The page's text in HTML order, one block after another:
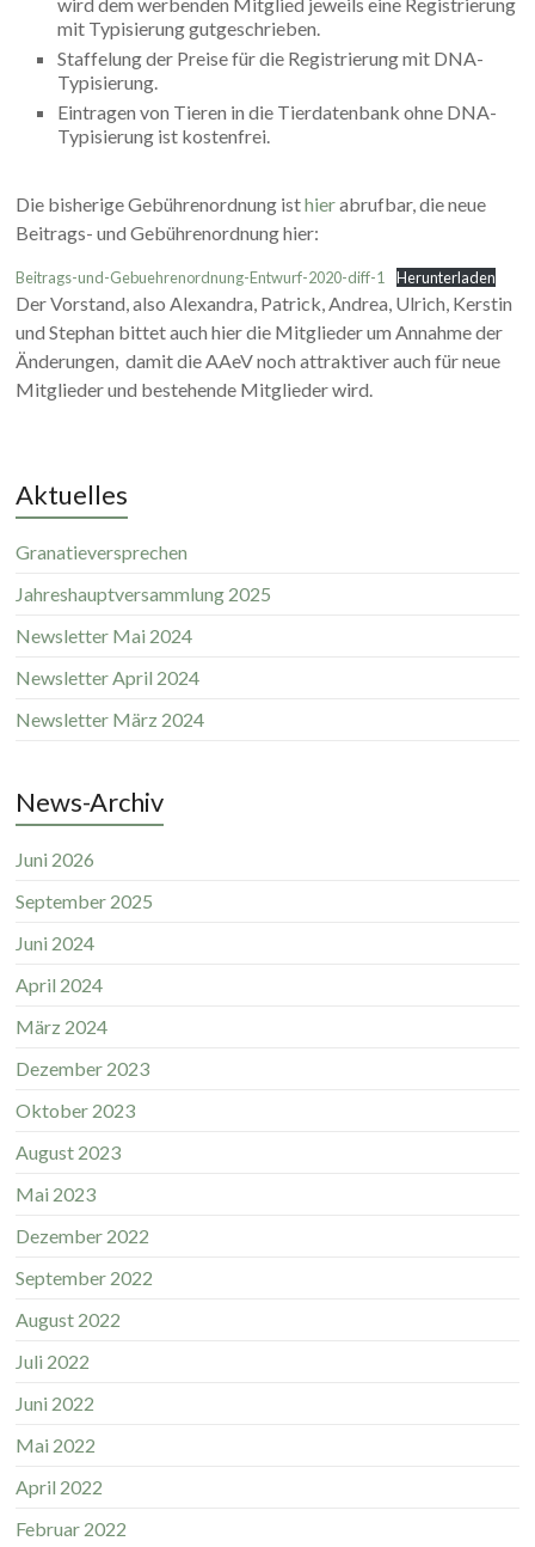
mit Typisierung gutgeschrieben.
Staffelung der Preise für die Registrierung mit DNA-
Typisierung.
Eintragen von Tieren in die Tierdatenbank ohne DNA-
Typisierung ist kostenfrei.
Die bisherige Gebührenordnung isthierabrufbar, die neue
Beitrags- und Gebührenordnung hier:
Beitrags-und-Gebuehrenordnung-Entwurf-2020-diff-1 Herunterladen
Der Vorstand, also Alexandra, Patrick, Andrea, Ulrich, Kerstin
und Stephan bittet auch hier die Mitglieder um Annahme der
Änderungen, damit die AAeV noch attraktiver auch für neue
Mitglieder und bestehende Mitglieder wird.
Aktuelles
Granatieversprechen
Jahreshauptversammlung 2025
Newsletter Mai 2024
Newsletter April 2024
Newsletter März 2024
News-Archiv
Juni 2026
September 2025
Juni 2024
April 2024
März 2024
Dezember 2023
Oktober 2023
August 2023
Mai 2023
Dezember 2022
September 2022
August 2022
Juli 2022
Juni 2022
Mai 2022
April 2022
Februar 2022